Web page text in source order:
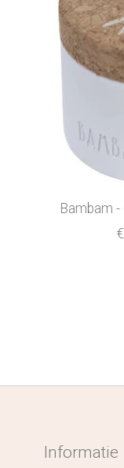
Bambam
Informatie